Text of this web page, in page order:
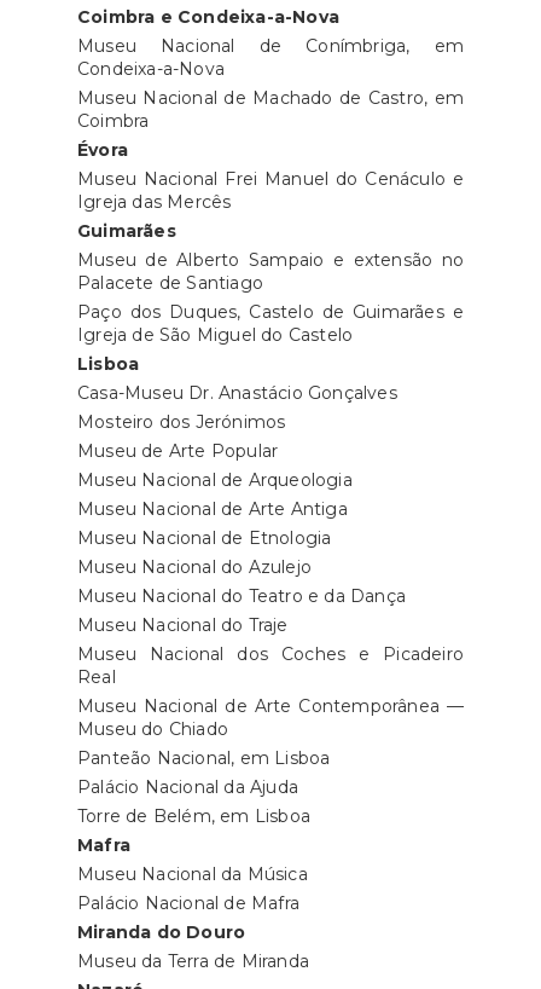
Coimbra e Condeixa-a-Nova
Museu Nacional de Conímbriga, em
Condeixa-a-Nova
Museu Nacional de Machado de Castro, em
Coimbra
Évora
Museu Nacional Frei Manuel do Cenáculo e
Igreja das Mercês
Guimarães
Museu de Alberto Sampaio e extensão no
Palacete de Santiago
Paço dos Duques, Castelo de Guimarães e
Igreja de São Miguel do Castelo
Lisboa
Casa-Museu Dr. Anastácio Gonçalves
Mosteiro dos Jerónimos
Museu de Arte Popular
Museu Nacional de Arqueologia
Museu Nacional de Arte Antiga
Museu Nacional de Etnologia
Museu Nacional do Azulejo
Museu Nacional do Teatro e da Dança
Museu Nacional do Traje
Museu Nacional dos Coches e Picadeiro
Real
Museu Nacional de Arte Contemporânea —
Museu do Chiado
Panteão Nacional, em Lisboa
Palácio Nacional da Ajuda
Torre de Belém, em Lisboa
Mafra
Museu Nacional da Música
Palácio Nacional de Mafra
Miranda do Douro
Museu da Terra de Miranda